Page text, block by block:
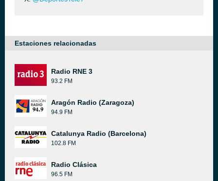
Estaciones relacionadas
Radio RNE 3
93.2 FM
Aragón Radio (Zaragoza)
94.9 FM
Catalunya Radio (Barcelona)
102.8 FM
Radio Clásica
96.5 FM